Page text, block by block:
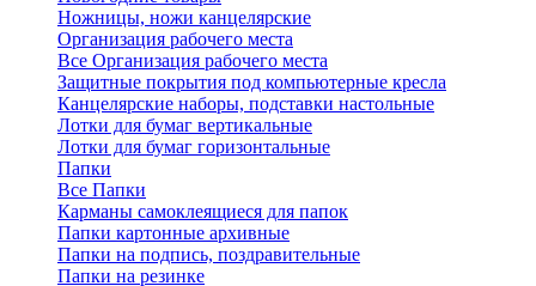
Ножницы, ножи канцелярские
Организация рабочего места
Все Организация рабочего места
Защитные покрытия под компьютерные кресла
Канцелярские наборы, подставки настольные
Лотки для бумаг вертикальные
Лотки для бумаг горизонтальные
Папки
Все Папки
Карманы самоклеящиеся для папок
Папки картонные архивные
Папки на подпись, поздравительные
Папки на резинке